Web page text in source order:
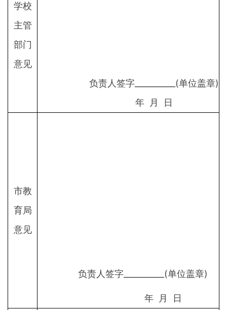
学校
主管
部门
意见
负责人签字__________(单位盖章)
年 月 日
市教
育局
意见
负责人签字__________(单位盖章)
年 月 日